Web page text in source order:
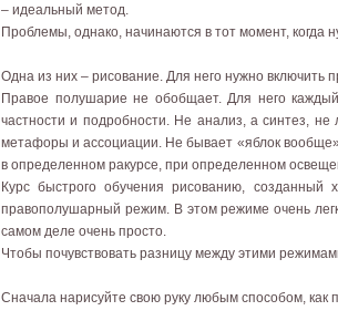
– идеальный метод.
Проблемы, однако, начинаются в тот момент, когда
Одна из них – рисование. Для него нужно включить
Правое полушарие не обобщает. Для него
частности и подробности. Не анализ, а синтез,
метафоры и ассоциации. Не бывает «яблок
в определенном ракурсе, при определенном
Курс быстрого обучения рисованию,
правополушарный режим. В этом режиме очень
самом деле очень просто.
Чтобы почувствовать разницу между этими
Сначала нарисуйте свою руку любым способом, как